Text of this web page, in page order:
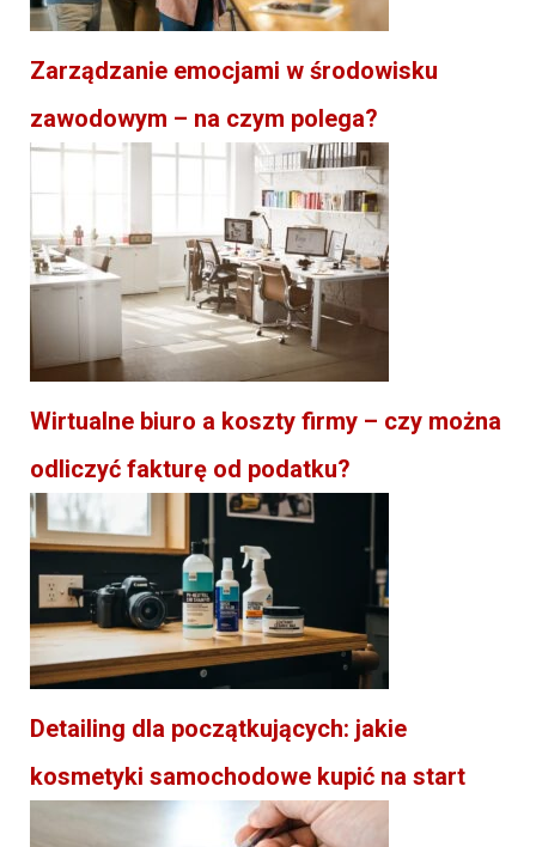
Zarządzanie emocjami w środowisku
zawodowym – na czym polega?
Wirtualne biuro a koszty firmy – czy można
odliczyć fakturę od podatku?
Detailing dla początkujących: jakie
kosmetyki samochodowe kupić na start